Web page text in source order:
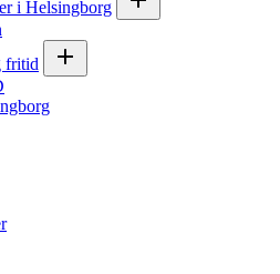
i Helsingborg
fritid